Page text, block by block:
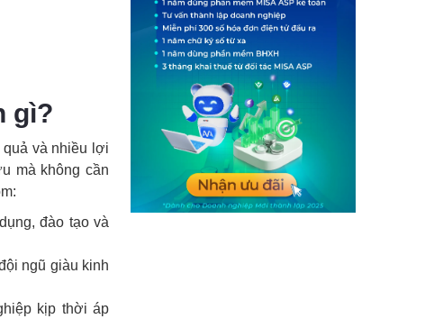
gì?
và nhiều lợi
mà không cần
đào tạo và
ngũ giàu kinh
kịp thời áp